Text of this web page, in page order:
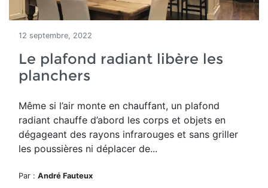
12 septembre, 2022
Le plafond radiant libère les
planchers
Même si l’air monte en chauffant, un plafond
radiant chauffe d’abord les corps et objets en
dégageant des rayons infrarouges et sans griller
les poussières ni déplacer de...
Par : André Fauteux